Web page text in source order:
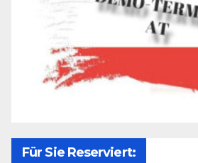
Für Sie Reserviert: